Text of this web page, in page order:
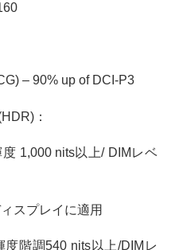
– 90% up of DCI-P3
：
1,000 nits以上/ DIMレベ
スプレイに適用
階調540 nits以上/DIMレ